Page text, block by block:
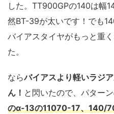
した。TT900GPの140は幅
然BT-39が太いです！でも
バイアスタイヤがもっと重
た。
ならバイアスより軽いラジ
ん！ と閃いたので、パター
のα-13の11070-17、140/